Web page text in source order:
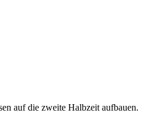
auf die zweite Halbzeit aufbauen.